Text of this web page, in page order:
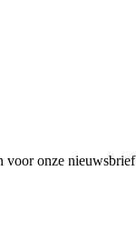
voor onze nieuwsbrief